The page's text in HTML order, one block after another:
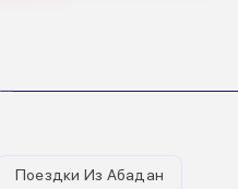
Поездки Из Абадан